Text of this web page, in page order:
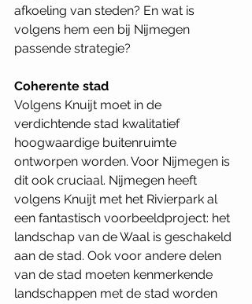
afkoeling van steden? En wat is
volgens hem een bij Nijmegen
passende strategie?
Coherente stad
Volgens Knuijt moet in de
verdichtende stad kwalitatief
hoogwaardige buitenruimte
ontworpen worden. Voor Nijmegen is
dit ook cruciaal. Nijmegen heeft
volgens Knuijt met het Rivierpark al
een fantastisch voorbeeldproject: het
landschap van de Waal is geschakeld
aan de stad. Ook voor andere delen
van de stad moeten kenmerkende
landschappen met de stad worden